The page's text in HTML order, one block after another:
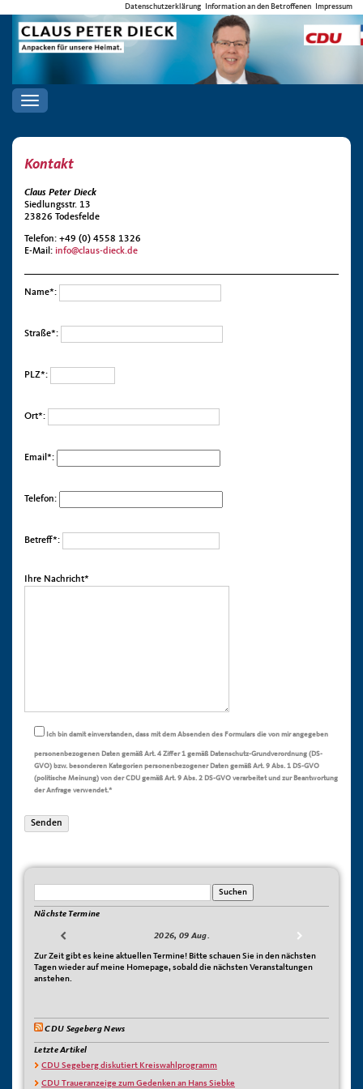
Datenschutzerklärung Information an den Betroffenen Impressum
Toggle
navigation
Kontakt
Claus Peter Dieck
Siedlungsstr. 13
23826 Todesfelde
Telefon: +49 (0) 4558 1326
E-Mail: info@claus-dieck.de
Name*:
Straße*:
PLZ*:
Ort*:
Email*:
Telefon:
Betreff*:
Ihre Nachricht*
Ich bin damit einverstanden, dass mit dem Absenden des Formulars die von mir angegeben
personenbezogenen Daten gemäß Art. 4 Ziffer 1 gemäß Datenschutz-Grundverordnung (DS-
GVO) bzw. besonderen Kategorien personenbezogener Daten gemäß Art. 9 Abs. 1 DS-GVO
(politische Meinung) von der CDU gemäß Art. 9 Abs. 2 DS-GVO verarbeitet und zur Beantwortung
der Anfrage verwendet.*
Nächste Termine
2026, 09 Aug.
Zur Zeit gibt es keine aktuellen Termine! Bitte schauen Sie in den nächsten
Tagen wieder auf meine Homepage, sobald die nächsten Veranstaltungen
anstehen.
CDU Segeberg News
Letzte Artikel
CDU Segeberg diskutiert Kreiswahlprogramm
CDU Traueranzeige zum Gedenken an Hans Siebke